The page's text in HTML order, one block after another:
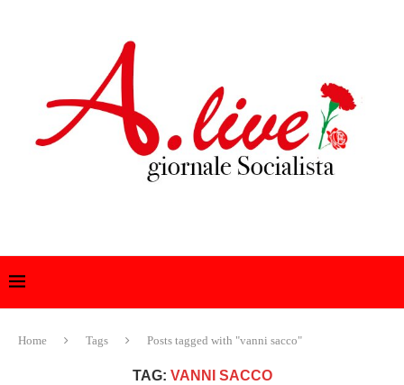
Home Tags Posts tagged with "vanni sacco"
TAG: VANNI SACCO